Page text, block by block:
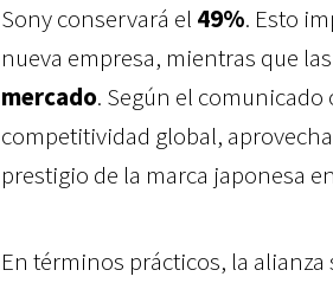
Sony conservará el 49%. Esto
nueva empresa, mientras que
mercado. Según el
competitividad global,
prestigio de la marca japonesa
En términos prácticos, la